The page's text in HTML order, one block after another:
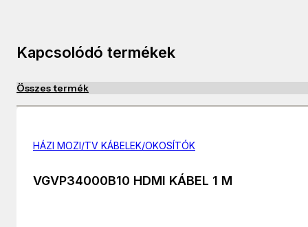
Kapcsolódó termékek
Összes termék
HÁZI MOZI/TV KÁBELEK/OKOSÍTÓK
VGVP34000B10 HDMI KÁBEL 1 M